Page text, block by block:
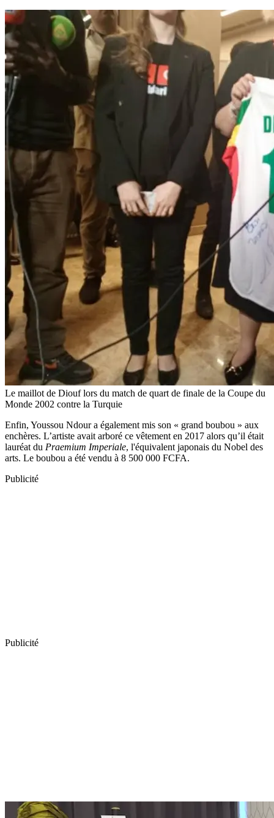
Le maillot de Diouf lors du match de quart de finale de la Coupe du
Monde 2002 contre la Turquie
Enfin, Youssou Ndour a également mis son « grand boubou » aux
enchères. L’artiste avait arboré ce vêtement en 2017 alors qu’il était
lauréat du Praemium Imperiale, l'équivalent japonais du Nobel des
arts. Le boubou a été vendu à 8 500 000 FCFA.
Publicité
Publicité